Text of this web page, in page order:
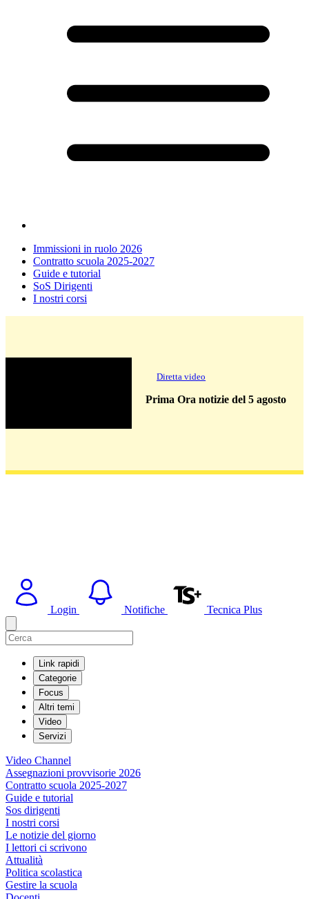
Immissioni in ruolo 2026
Contratto scuola 2025-2027
Guide e tutorial
SoS Dirigenti
I nostri corsi
Diretta video
Prima Ora notizie del 5 agosto
Login Notifiche Tecnica Plus
Link rapidi
Categorie
Focus
Altri temi
Video
Servizi
Video Channel
Assegnazioni provvisorie 2026
Contratto scuola 2025-2027
Guide e tutorial
Sos dirigenti
I nostri corsi
Le notizie del giorno
I lettori ci scrivono
Attualità
Politica scolastica
Gestire la scuola